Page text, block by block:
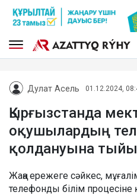
Дулат Асель 01.12.2024,
Қырғызстанда
оқушылардың
қолдануына
Жаңа ережеге сәйкес,
телефонды білім